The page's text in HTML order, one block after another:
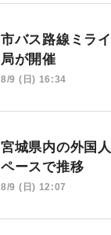
市バス路線ミラ
局が開催
8/9 (日) 16:34
宮城県内の外国
ペースで推移
8/9 (日) 12:07